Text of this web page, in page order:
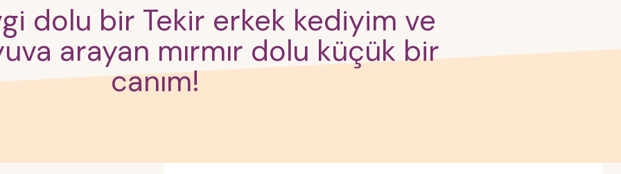
dolu bir Tekir erkek kediyim ve
arayan mırmır dolu küçük bir
canım!